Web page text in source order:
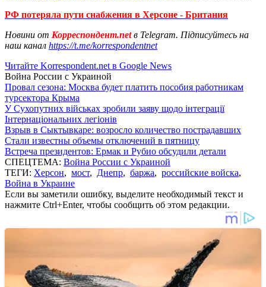
РФ потеряла пути снабжения в Херсоне - Британия
Новини от Корреспондент.netв Telegram. Підписуйтесь на
наш канал https://t.me/korrespondentnet
Читайте Korrespondent.net в Google News
Война России с Украиной
Провал сезона: Москва будет платить пособия работникам
турсектора Крыма
У Сухопутних військах зробили заяву щодо інтеграції
Інтернаціональних легіонів
Взрыв в Сыктывкаре: возросло количество пострадавших
Стали известны объемы отключений в пятницу
Встреча президентов: Ермак и Рубио обсудили детали
СПЕЦТЕМА: Война России с Украиной
ТЕГИ: Херсон, мост, Днепр, баржа, российские войска,
Война в Украине
Если вы заметили ошибку, выделите необходимый текст и
нажмите Ctrl+Enter, чтобы сообщить об этом редакции.